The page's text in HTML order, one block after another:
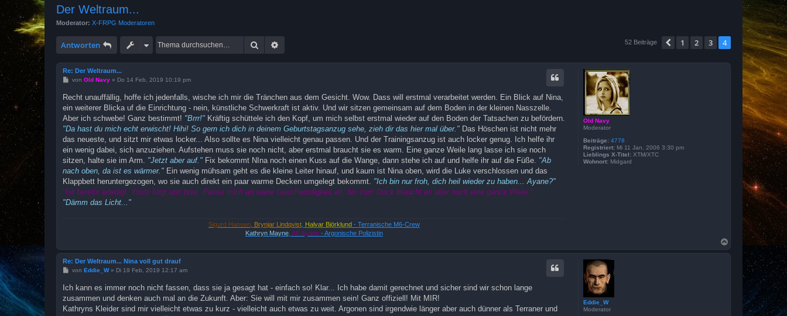
Der Weltraum...
Moderator: X-FRPG Moderatoren
Antworten Suche 52 Beiträge Vorherige
1 2 3 4
Old Navy
Moderator
Beiträge: 4778
Registriert: Mi 11 Jan, 2006 3:30 pm
Lieblings X-Titel: XTM/XTC
Wohnort: Midgard
Re: Der Weltraum...
B
t
r
g
von Old Navy» Do 14 Feb, 2019 10:19 pm
Recht unauffällig, hoffe ich jedenfalls, wische ich mir die Tränchen aus dem Gesicht. Wow. Dass will erstmal verarbeitet werden. Ein Blick auf Nina,
ein weiterer Blicka uf die Einrichtung - nein, künstliche Schwerkraft ist aktiv. Und wir sitzen gemeinsam auf dem Boden in der kleinen Nasszelle.
Aber ich schwebe! Ganz bestimmt! "Brrr!" Kräftig schüttele ich den Kopf, um mich selbst erstmal wieder auf den Boden der Tatsachen zu befördern.
"Da hast du mich echt erwischt! Hihi! So gern ich dich in deinem Geburtstagsanzug sehe, zieh dir das hier mal über." Das Höschen ist nicht mehr
das neueste, und sitzt mir etwas locker... Also sollte es Nina vielleicht genau passen. Und der Trainingsanzug ist auch locker genug. Ich helfe ihr
ein wenig dabei, sich anzuziehen. Aufstehen muss sie noch nicht, aber erstmal braucht sie es warm. Eine ganze Weile lang lasse ich sie noch
sitzen, halte sie im Arm. "Jetzt aber auf." Fix bekommt NIna noch einen Kuss auf die Wange, dann stehe ich auf und helfe ihr auf die Füße. "Ab
nach oben, da ist es wärmer." Ein wenig mühsam geht es die kleine Leiter hinauf, und kaum ist Nina oben, wird die Luke verschlossen und das
Klappbett heruntergezogen, wo sie auch direkt ein paar warme Decken umgelegt bekommt. "Ich bin nur froh, dich heil wieder zu haben... Ayane?"
"Ist bereits erledigt. Yoshi folgt uns brav. Passe mich an seine Geschwindigkeit an, bis zum Dock braucht es aber noch eine ganze Weile."
"Dämm das Licht..."
Sigurd Hansen, Brynjar Lindqvist, Halvar Björklund- Terranische M6-Crew
Kathryn Mayne, AP Ayane- Argonische Polizistin
a
c
Eddie_W
Moderator
Re: Der Weltraum... Nina voll gut drauf
B
i
t
r
a
g
von Eddie_W» Di 19 Feb, 2019 12:17 am
Ich kann es immer noch nicht fassen, dass sie ja gesagt hat - einfach so! Klar... Ich habe damit gerechnet und sicher sind wir schon lange
zusammen und denken auch mal an die Zukunft. Aber: Sie will mit mir zusammen sein! Ganz offiziell! Mit MIR!
Kathryns Kleider sind mir vielleicht etwas zu kurz - vielleicht auch etwas zu weit. Argonen sind irgendwie länger aber auch dünner als Terraner und